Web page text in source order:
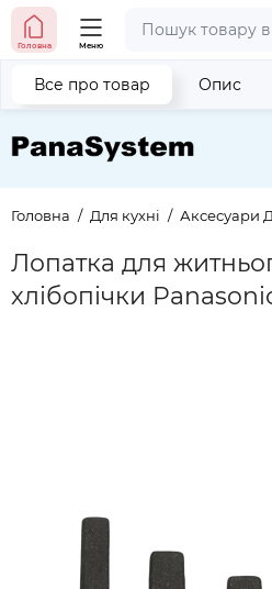
Головна Меню
Головна Для кухні Аксесуари
Лопатка для
хлібопічки
Все про товар Опис